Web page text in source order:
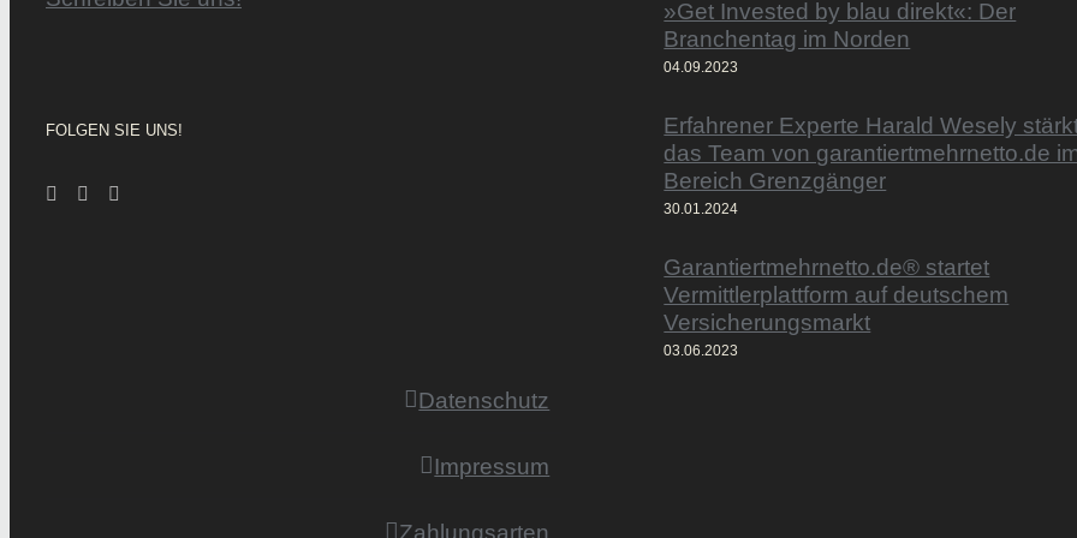
FOLGEN SIE UNS!
»Get Invested by blau direkt«: Der
Branchentag im Norden
04.09.2023
Erfahrener Experte Harald Wesely
das Team von garantiertmehrnetto.de
Bereich Grenzgänger
30.01.2024
Garantiertmehrnetto.de® startet
Vermittlerplattform auf deutschem
Versicherungsmarkt
03.06.2023
Datenschutz
Impressum
Zahlungsarten